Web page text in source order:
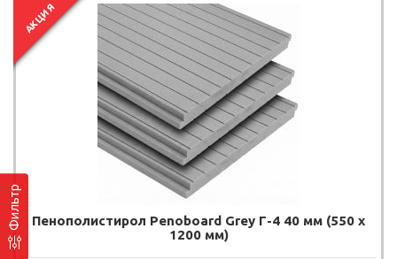
Фильтр
АКЦИЯ
Пенополистирол Penoboard Grey Г-4 40 мм (550 х
1200 мм)